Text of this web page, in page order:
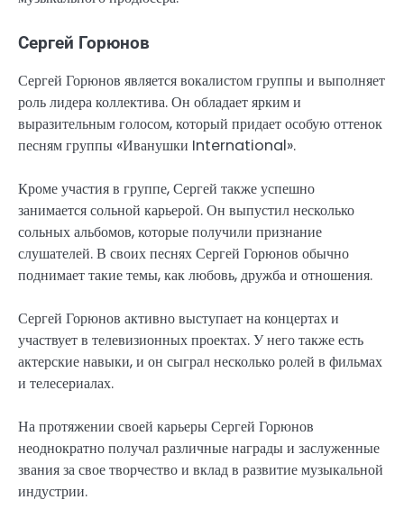
Сергей Горюнов
Сергей Горюнов является вокалистом группы и выполняет
роль лидера коллектива. Он обладает ярким и
выразительным голосом, который придает особую оттенок
песням группы «Иванушки International».
Кроме участия в группе, Сергей также успешно
занимается сольной карьерой. Он выпустил несколько
сольных альбомов, которые получили признание
слушателей. В своих песнях Сергей Горюнов обычно
поднимает такие темы, как любовь, дружба и отношения.
Сергей Горюнов активно выступает на концертах и
участвует в телевизионных проектах. У него также есть
актерские навыки, и он сыграл несколько ролей в фильмах
и телесериалах.
На протяжении своей карьеры Сергей Горюнов
неоднократно получал различные награды и заслуженные
звания за свое творчество и вклад в развитие музыкальной
индустрии.